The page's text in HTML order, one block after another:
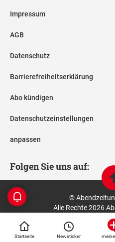
Startseite Newsticker
Impressum
AGB
Datenschutz
Barrierefreiheitserklärung
Abo kündigen
Datenschutzeinstellungen
anpassen
Folgen Sie uns auf:
©
Alle Rechte 2026